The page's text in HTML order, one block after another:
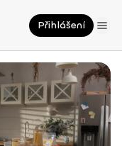
Přihlášení